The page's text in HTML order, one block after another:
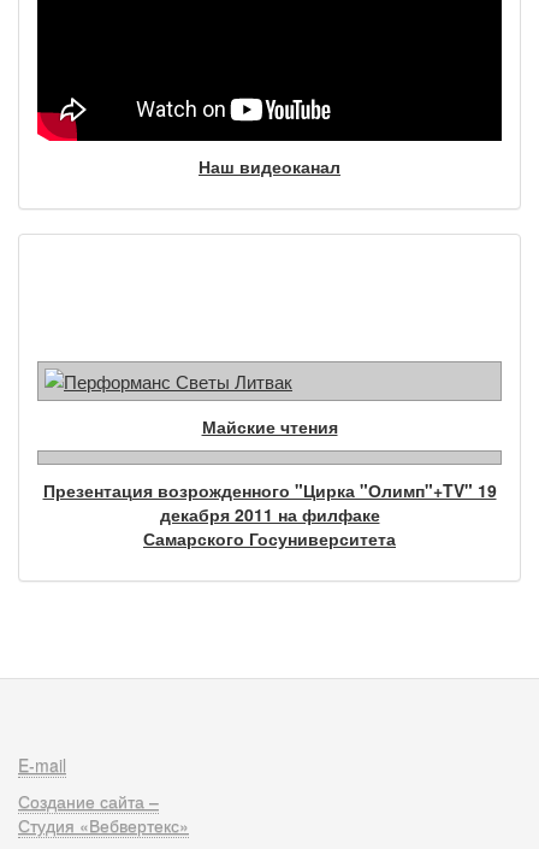
Наш видеоканал
Майские чтения
Презентация возрожденного "Цирка "Олимп"+TV" 19
декабря 2011 на филфаке
Самарского Госуниверситета
E-mail
Создание сайта –
Студия «Вебвертекс»